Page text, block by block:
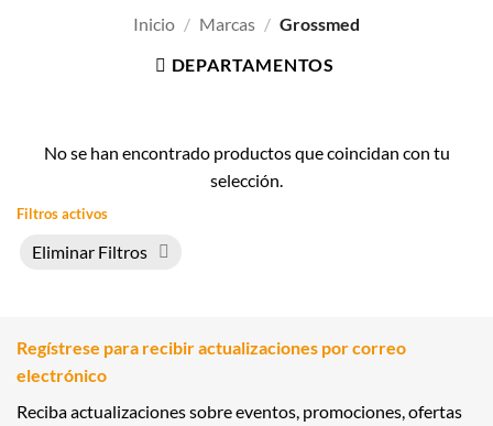
Inicio / Marcas / Grossmed
DEPARTAMENTOS
No se han encontrado productos que coincidan con tu
selección.
Filtros activos
Eliminar Filtros
Regístrese para recibir actualizaciones por correo
electrónico
Reciba actualizaciones sobre eventos, promociones, ofertas